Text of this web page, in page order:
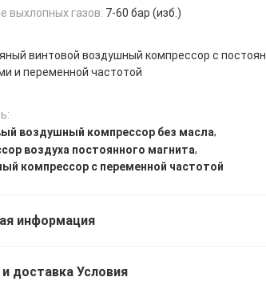
выхлопных газов: 7-60 бар (изб.)
винтовой воздушный компрессор с
и переменной частотой
воздушный компрессор без масла,
воздуха постоянного магнита,
компрессор с переменной частотой
информация
доставка Условия